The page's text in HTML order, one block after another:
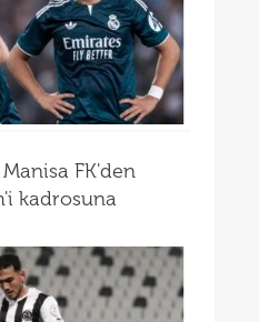
FK'den
kadrosuna